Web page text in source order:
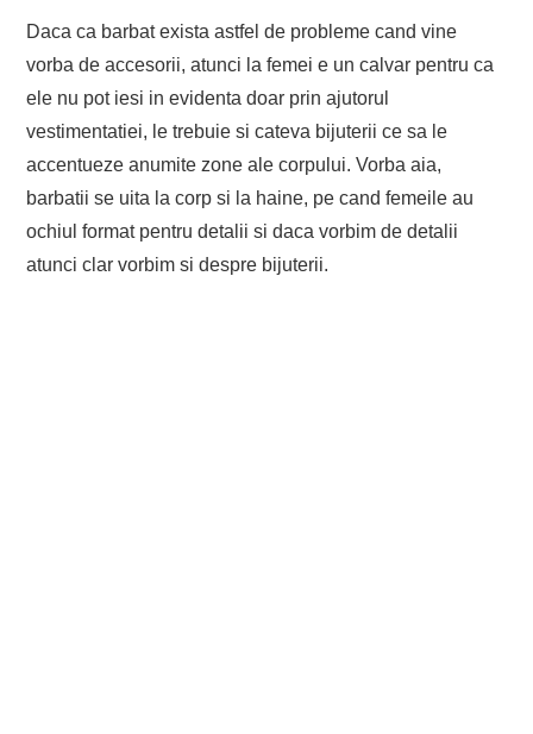
Daca ca barbat exista astfel de probleme cand vine
vorba de accesorii, atunci la femei e un calvar pentru ca
ele nu pot iesi in evidenta doar prin ajutorul
vestimentatiei, le trebuie si cateva bijuterii ce sa le
accentueze anumite zone ale corpului. Vorba aia,
barbatii se uita la corp si la haine, pe cand femeile au
ochiul format pentru detalii si daca vorbim de detalii
atunci clar vorbim si despre bijuterii.